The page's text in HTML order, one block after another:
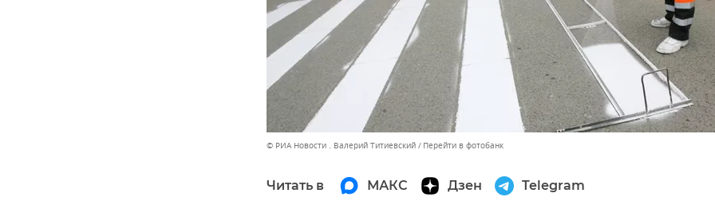
© РИА Новости . Валерий Титиевский Перейти в фотобанк
Читать в МАКС Дзен Telegram